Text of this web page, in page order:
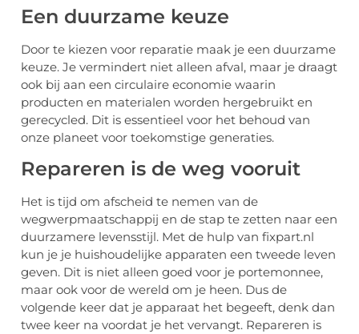
Een duurzame keuze
Door te kiezen voor reparatie maak je een duurzame
keuze. Je vermindert niet alleen afval, maar je draagt
ook bij aan een circulaire economie waarin
producten en materialen worden hergebruikt en
gerecycled. Dit is essentieel voor het behoud van
onze planeet voor toekomstige generaties.
Repareren is de weg vooruit
Het is tijd om afscheid te nemen van de
wegwerpmaatschappij en de stap te zetten naar een
duurzamere levensstijl. Met de hulp van fixpart.nl
kun je je huishoudelijke apparaten een tweede leven
geven. Dit is niet alleen goed voor je portemonnee,
maar ook voor de wereld om je heen. Dus de
volgende keer dat je apparaat het begeeft, denk dan
twee keer na voordat je het vervangt. Repareren is